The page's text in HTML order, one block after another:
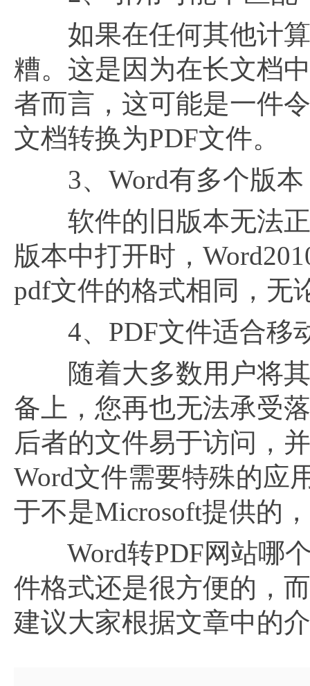
如果在任何其他计算
糟。这是因为在长文档
者而言，这可能是一件
文档转换为PDF文件。
3、Word有多个版本
软件的旧版本无法正
版本中打开时，
pdf文件的格式相同，无
4、PDF文件适合移
随着大多数用户将其
备上，您再也无法承受
后者的文件易于访问，
Word文件需要特殊的应
于不是Microsoft提供的
Word转PDF网站哪个
件格式还是很方便的，
建议大家根据文章中的